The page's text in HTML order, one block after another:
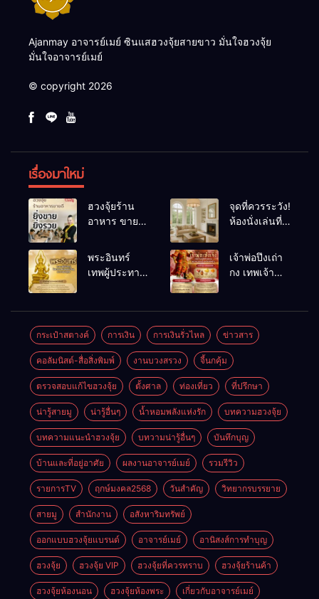
Ajanmay อาจารย์เมย์ ซินแสฮวงจุ้ยสายขาว มั่นใจฮวงจุ้ย
มั่นใจอาจารย์เมย์
© copyright 2026
เรื่องมาใหม่
ฮวงจุ้ยร้าน
อาหาร ขายดี
เคล็ดลับปรับ
ดวง ปรับร้าน
ให้ลูกค้าแน่น
จุดที่ควรระวัง!
ห้องนั่งเล่นที่
พลังชีวิต
พระอินทร์
เทพผู้ประทาน
เจ้าพ่อปึงเถ่า
กง เทพเจ้า
กระเป๋าสตางค์ การเงิน การเงินรั่วไหล ข่าวสาร
คอลัมนิสต์-สื่อสิ่งพิมพ์ งานบวงสรวง จี้นกคุ้ม
ตรวจสอบแก้ไขฮวงจุ้ย ตั้งศาล ท่องเที่ยว ที่ปรึกษา
น่ารู้สายมู น่ารู้อื่นๆ น้ำหอมพลังแห่งรัก บทความฮวงจุ้ย
บทความแนะนำฮวงจุ้ย บทวามน่ารู้อื่นๆ บันทึกบุญ
บ้านและที่อยู่อาศัย ผลงานอาจารย์เมย์ รวมรีวิว
รายการTV ฤกษ์มงคล2568 วันสำคัญ วิทยากรบรรยาย
สายมู สำนักงาน อสังหาริมทรัพย์
ออกแบบฮวงจุ้ยแบรนด์ อาจารย์เมย์ อานิสงส์การทำบุญ
ฮวงจุ้ย ฮวงจุ้ย VIP ฮวงจุ้ยที่ควรทราบ ฮวงจุ้ยร้านค้า
ฮวงจุ้ยห้องนอน ฮวงจุ้ยห้องพระ เกี่ยวกับอาจารย์เมย์